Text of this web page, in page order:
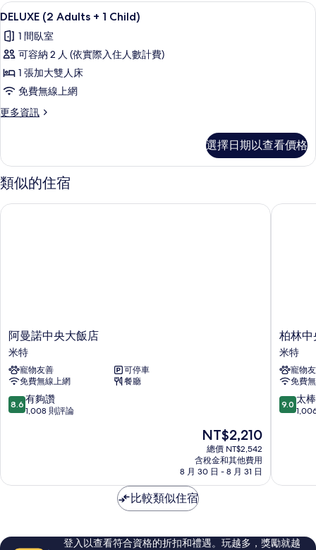
相
片
balcony
詳
情
顯
示
DELUXE
(2
Adults
+
1
所
有
片
6
DELUXE (2 Adults + 1 Child)
1 間臥室
可容納 2 人 (依實際入住人數計費)
1 張加大雙人床
免費無線上網
更多資訊
更
Adults
+
1
Child)
的
選擇日期以查看價格
類似的住宿
阿
曼
諾
中
央
大
飯
阿曼諾中央大飯店
米特
寵物友善
可停車
免費無線上網
餐廳
8.6
分，
夠
評
8.6 有夠讚
1,008 則評論
現
在
價
格
為
NT$2,210
總價 NT$2,542
含稅金和其他費用
8 月 30 日 - 8 月 31 日
阿曼諾中央大飯店
柏
林
中
央
車
站
宜
特
柏林中
米特
寵物
免費
9.0
分，
棒
評
9.0 太
柏林中
比較類似住宿
登入以查看符合資格的折扣和禮遇。玩越多，獎勵就越